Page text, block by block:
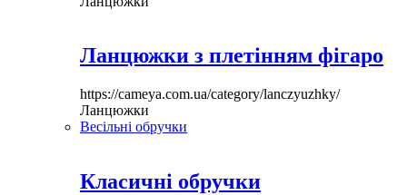
Ланцюжки з плетінням фігаро
https://cameya.com.ua/category/lanczyuzhky/
Ланцюжки
Весільні обручки
Класичні обручки